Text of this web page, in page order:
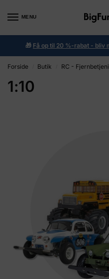
MENU
🎁 Få op til 20 %-rabat - bliv
Forside Butik RC -
1:10